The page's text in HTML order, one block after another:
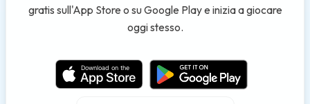
gratis sull'App Store o su Google Play e inizia a giocare
oggi stesso.